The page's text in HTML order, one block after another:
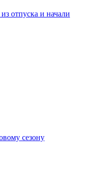
отпуска и начали
сезону